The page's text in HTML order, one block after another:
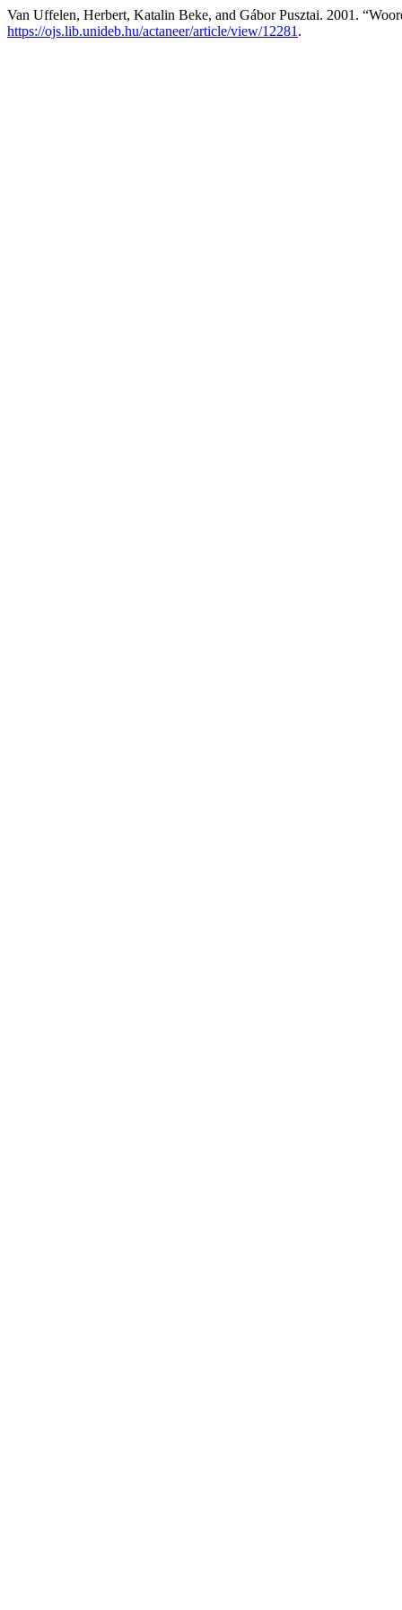
Van Uffelen, Herbert, Katalin Beke, and Gábor Pusztai. 2001.
https://ojs.lib.unideb.hu/actaneer/article/view/12281 .